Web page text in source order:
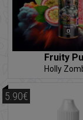
Fruity
Holly
5.90€